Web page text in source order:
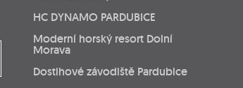
HC DYNAMO PARDUBICE
Moderní horský resort Dolní
Morava
Dostihové závodiště Pardubice